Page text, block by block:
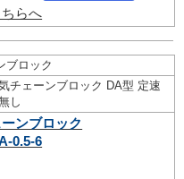
らへ
ブロック
チェーンブロック DA型 定速
し
ンブロック
0.5-6